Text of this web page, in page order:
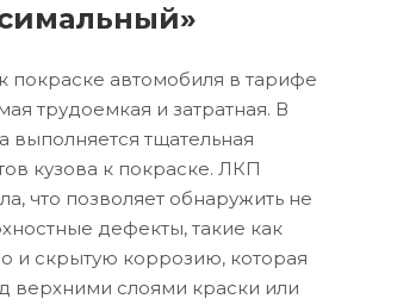
покраске автомобиля в тарифе
трудоемкая и затратная. В
выполняется тщательная
кузова к покраске. ЛКП
что позволяет обнаружить не
дефекты, такие как
и скрытую коррозию, которая
верхними слоями краски или